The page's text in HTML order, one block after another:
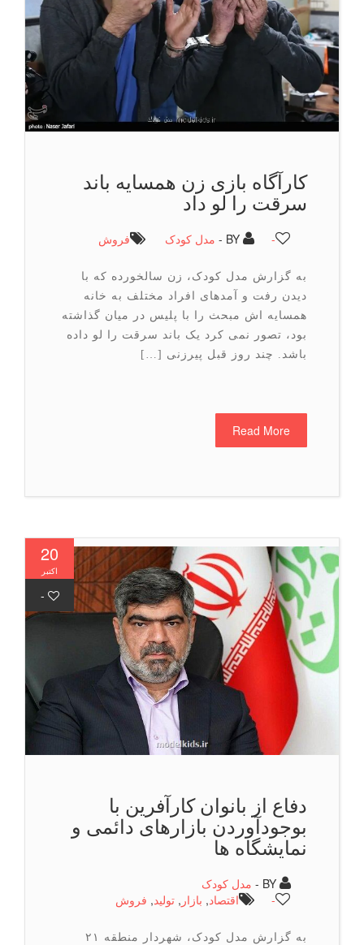
کارآگاه بازی زن همسایه باند
سرقت را لو داد
BY - مدل کودک فروش
به گزارش مدل کودک، زن سالخورده که با
دیدن رفت و آمدهای افراد مختلف به خانه
همسایه اش مبحث را با پلیس در میان گذاشته
بود، تصور نمی کرد یک باند سرقت را لو داده
باشد. چند روز قبل پیرزنی […]
Read More
20
اکتبر
-
دفاع از بانوان کارآفرین با
بوجودآوردن بازارهای دائمی و
نمایشگاه ها
مدل کودک
اقتصاد,بازار,تولید,فروش
به گزارش مدل کودک، شهردار منطقه ۲۱